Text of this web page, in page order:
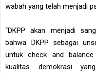
wabah yang telah menjadi
“DKPP akan menjadi
bahwa DKPP sebagai
untuk check and
kualitas demokrasi